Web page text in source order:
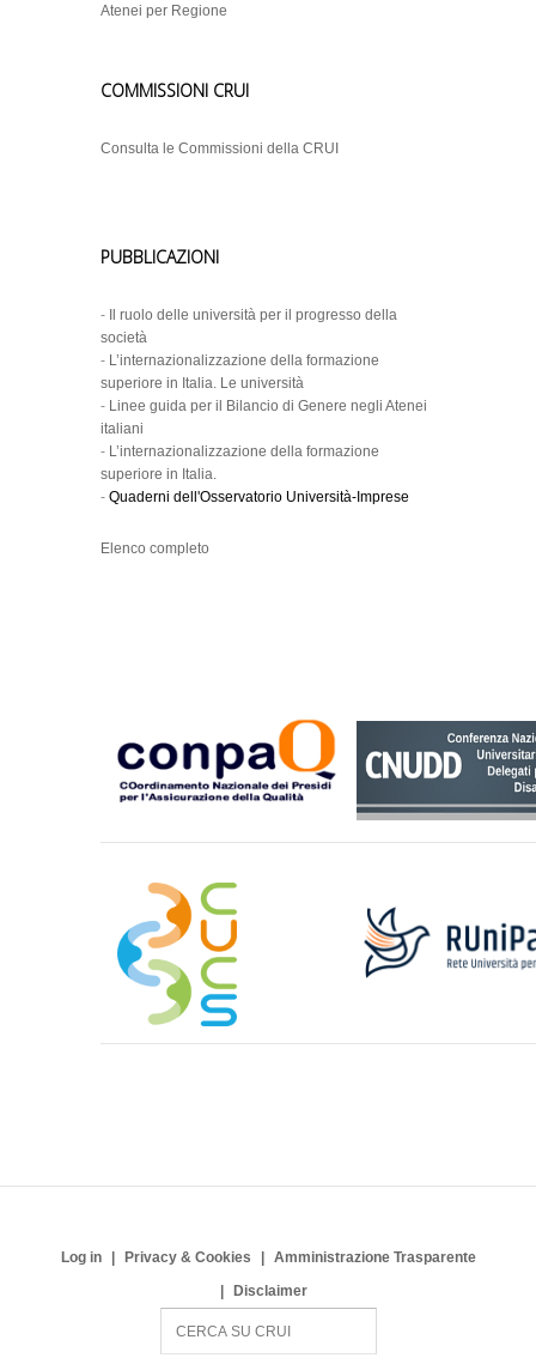
Atenei per Regione
COMMISSIONI CRUI
Consulta le Commissioni della CRUI
PUBBLICAZIONI
-
Il ruolo delle università per il progresso della
società
- L’internazionalizzazione della formazione
superiore in Italia. Le università
- Linee guida per il Bilancio di Genere negli Atenei
italiani
- L’internazionalizzazione della formazione
superiore in Italia.
- Quaderni dell'Osservatorio Università-Imprese
Elenco completo
Log in Privacy & Cookies
Amministrazione Trasparente
Disclaimer